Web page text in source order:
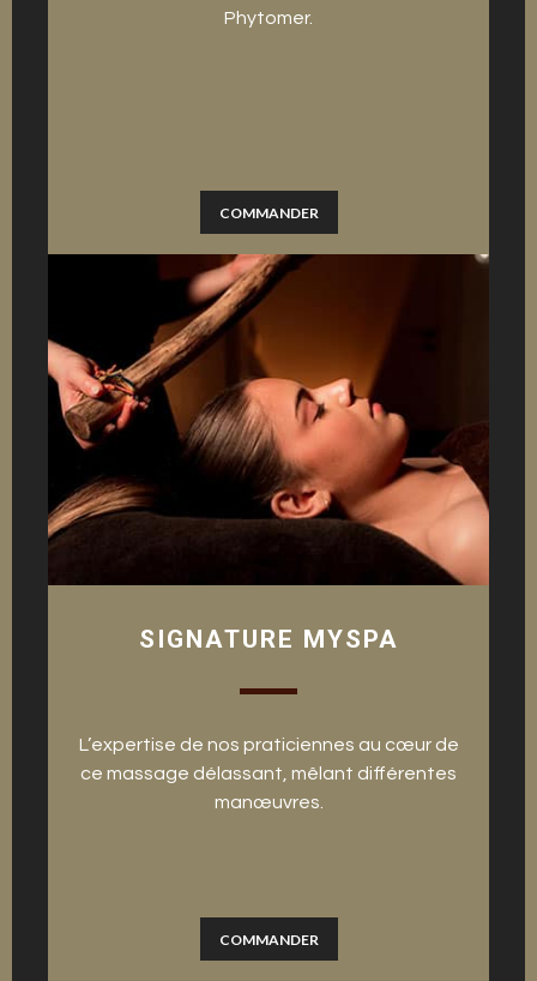
Phytomer.
COMMANDER
SIGNATURE MYSPA
L’expertise de nos praticiennes au cœur de
ce massage délassant, mêlant différentes
manœuvres.
COMMANDER